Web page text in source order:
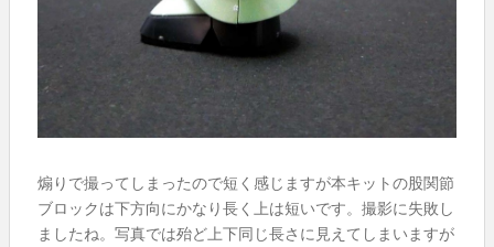
煽りで撮ってしまったので短く感じますが本キットの股関節
ブロックは下方向にかなり長く上は短いです。撮影に失敗し
ましたね。写真では殆ど上下同じ長さに見えてしまいますが